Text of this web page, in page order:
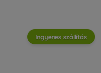
Ingyenes szállítás